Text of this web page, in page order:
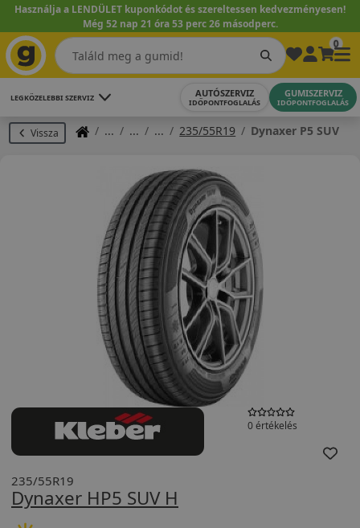
Használja a LENDÜLET kuponkódot és szereltessen kedvezményesen!
Még 52 nap 21 óra 53 perc 26 másodperc.
0
LEGKÖZELEBBI SZERVIZ AUTÓSZERVIZ
IDŐPONTFOGLALÁS
GUMISZERVIZ
IDŐPONTFOGLALÁS
Vissza 235/55R19 Dynaxer P5 SUV
0 értékelés
Dynaxer HP5 SUV H
235/55R19